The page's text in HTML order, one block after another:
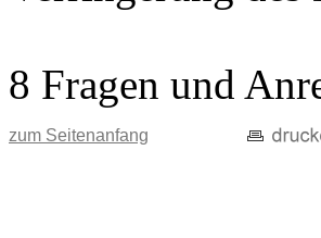
8 Fragen und
zum Seitenanfang